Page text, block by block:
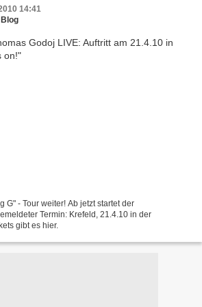
14:41
G" - Tour weiter! Ab jetzt startet der
Termin: Krefeld, 21.4.10 in der
gibt es hier.